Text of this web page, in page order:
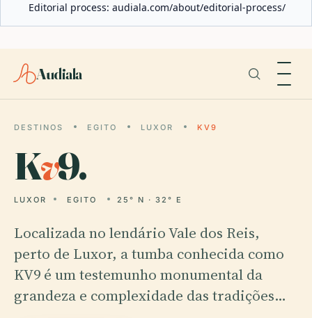
Editorial process: audiala.com/about/editorial-process/
Audiala
DESTINOS EGITO LUXOR KV9
Kv9.
LUXOR EGITO 25° N · 32° E
Localizada no lendário Vale dos Reis,
perto de Luxor, a tumba conhecida como
KV9 é um testemunho monumental da
grandeza e complexidade das tradições…